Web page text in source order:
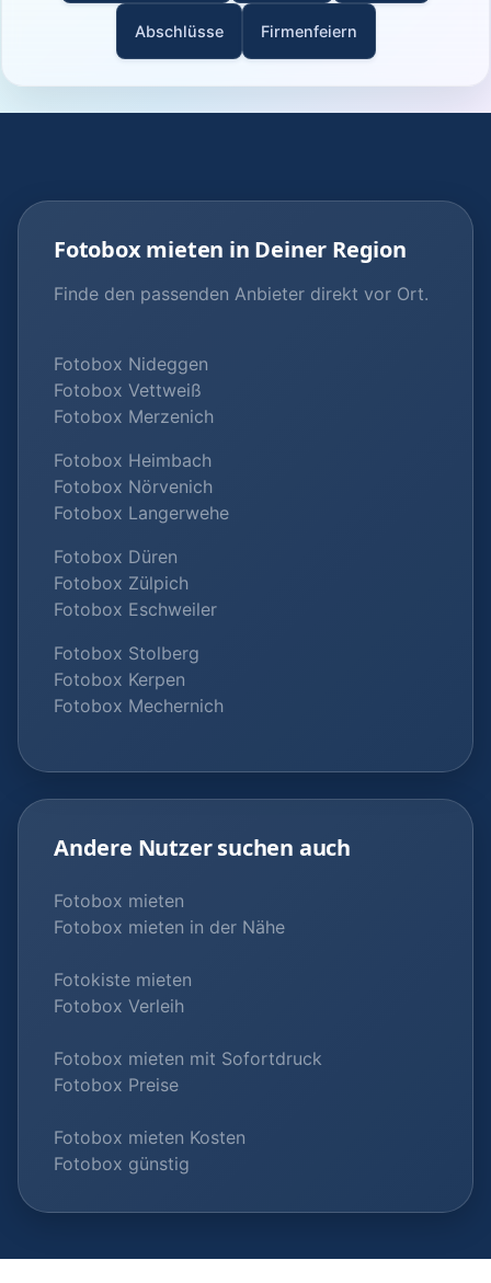
Abschlüsse Firmenfeiern
Fotobox mieten in Deiner Region
Finde den passenden Anbieter direkt vor Ort.
Fotobox Nideggen
Fotobox Vettweiß
Fotobox Merzenich
Fotobox Heimbach
Fotobox Nörvenich
Fotobox Langerwehe
Fotobox Düren
Fotobox Zülpich
Fotobox Eschweiler
Fotobox Stolberg
Fotobox Kerpen
Fotobox Mechernich
Andere Nutzer suchen auch
Fotobox mieten
Fotobox mieten in der Nähe
Fotokiste mieten
Fotobox Verleih
Fotobox mieten mit Sofortdruck
Fotobox Preise
Fotobox mieten Kosten
Fotobox günstig